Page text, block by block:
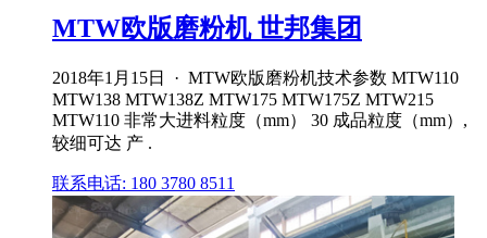
MTW欧版磨粉机 世邦集团
2018年1月15日 · MTW欧版磨粉机技术参数 MTW110
MTW138 MTW138Z MTW175 MTW175Z MTW215
MTW110 非常大进料粒度（mm） 30 成品粒度（mm）,
较细可达 产 .
联系电话: 180 3780 8511